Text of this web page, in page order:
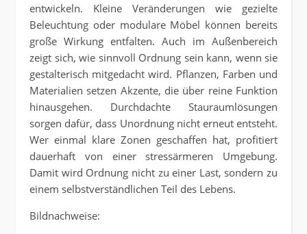
entwickeln. Kleine Veränderungen wie gezielte
Beleuchtung oder modulare Möbel können bereits
große Wirkung entfalten. Auch im Außenbereich
zeigt sich, wie sinnvoll Ordnung sein kann, wenn sie
gestalterisch mitgedacht wird. Pflanzen, Farben und
Materialien setzen Akzente, die über reine Funktion
hinausgehen. Durchdachte Stauraumlösungen
sorgen dafür, dass Unordnung nicht erneut entsteht.
Wer einmal klare Zonen geschaffen hat, profitiert
dauerhaft von einer stressärmeren Umgebung.
Damit wird Ordnung nicht zu einer Last, sondern zu
einem selbstverständlichen Teil des Lebens.
Bildnachweise: